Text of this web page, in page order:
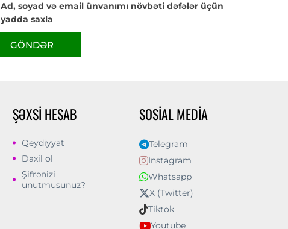
Ad, soyad və email ünvanımı növbəti dəfələr üçün
yadda saxla
GÖNDƏR
ŞƏXSI HESAB
Qeydiyyat
Daxil ol
Şifrənizi
unutmusunuz?
SOSIAL MEDIA
Telegram
Instagram
Whatsapp
X (Twitter)
Tiktok
Youtube